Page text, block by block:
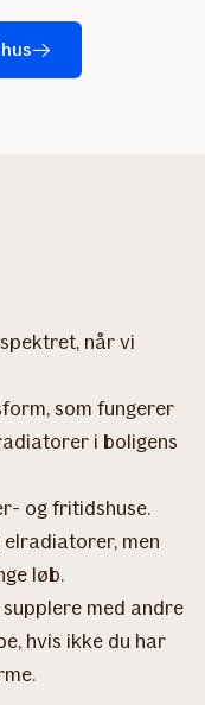
når vi
som fungerer
i boligens
og fritidshuse.
men
løb.
med andre
hvis ikke du har